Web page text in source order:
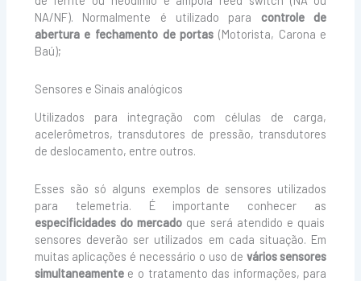
NA/NF). Normalmente é utilizado para controle de
abertura e fechamento de portas(Motorista, Carona e
Baú);
Sensores e Sinais analógicos
Utilizados para integração com células de carga,
acelerômetros, transdutores de pressão, transdutores
de deslocamento, entre outros.
Esses são só alguns exemplos de sensores utilizados
para telemetria. É importante conhecer as
especificidades do mercado que será atendido e quais
sensores deverão ser utilizados em cada situação. Em
muitas aplicações é necessário o uso de vários sensores
simultaneamentee o tratamento das informações, para